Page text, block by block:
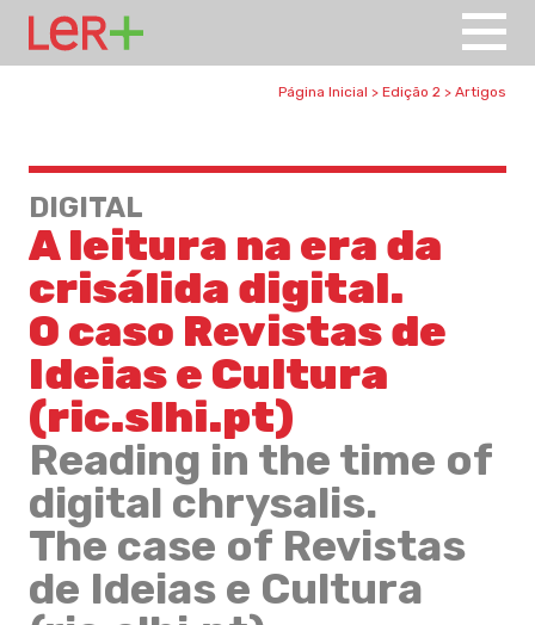
Página Inicial > Edição 2 > Artigos
DIGITAL
A leitura na era da
crisálida digital.
O caso Revistas de
Ideias e Cultura
(ric.slhi.pt)
Reading in the time of
digital chrysalis.
The case of Revistas
de Ideias e Cultura